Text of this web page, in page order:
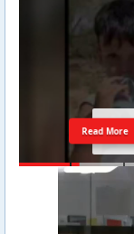
Read More